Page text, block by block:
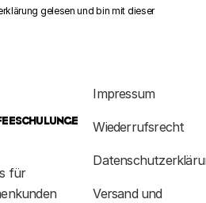
gelesen und bin mit dieser
für
Impressum
Wiederrufsrecht
Versand und